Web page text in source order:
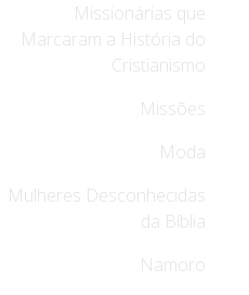
Missionárias que
Marcaram a História do
Cristianismo
Missões
Moda
Mulheres Desconhecidas
da Bíblia
Namoro